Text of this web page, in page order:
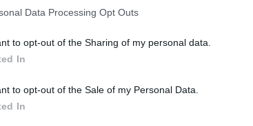
Data Processing Opt Outs
to opt-out of the Sharing of my personal data.
In
to opt-out of the Sale of my Personal Data.
In